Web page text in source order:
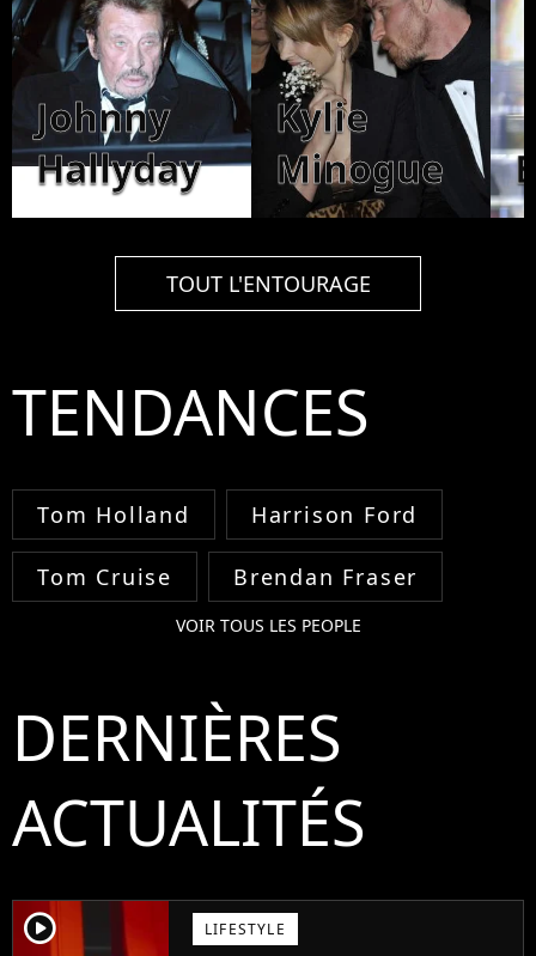
Johnny
Hallyday
Kylie
Minogue
TOUT L'ENTOURAGE
TENDANCES
Tom Holland Harrison Ford
Tom Cruise Brendan Fraser
VOIR TOUS LES PEOPLE
DERNIÈRES
ACTUALITÉS
player2 LIFESTYLE